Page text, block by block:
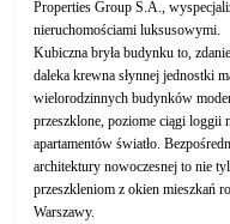
Properties Group S.A.,
nieruchomościami luksusowymi.
Kubiczna bryła budynku to,
daleka krewna słynnej jednostki
wielorodzinnych budynków
przeszklone, poziome ciągi loggii
apartamentów światło.
architektury nowoczesnej to nie
przeszkleniom z okien mieszkań
Warszawy.